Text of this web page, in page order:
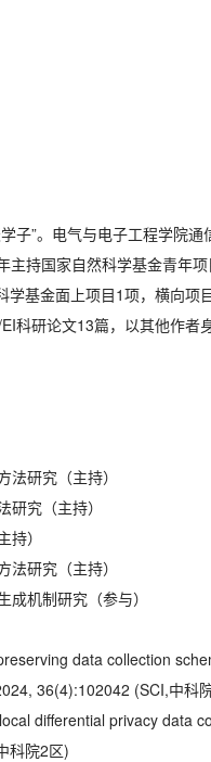
子”。电气与电子工程学院
持国家自然科学基金青年
基金面上项目1项，横向项
科研论文13篇，以其他作者
研究（主持）
究（主持）
）
研究（主持）
机制研究（参与）
data collection
36(4):102042 (SCI,中科
differential privacy data
科院2区)